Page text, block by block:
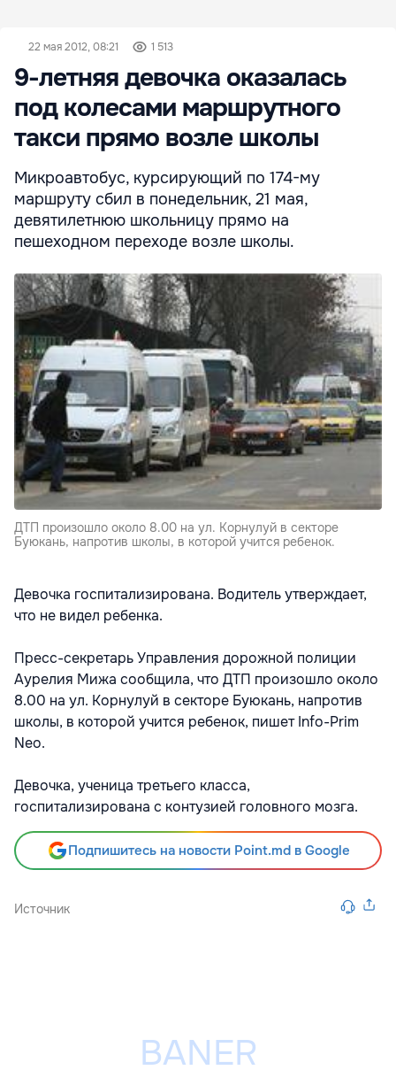
22 мая 2012, 08:21 1 513
9-летняя девочка оказалась
под колесами маршрутного
такси прямо возле школы
Микроавтобус, курсирующий по 174-му
маршруту сбил в понедельник, 21 мая,
девятилетнюю школьницу прямо на
пешеходном переходе возле школы.
ДТП произошло около 8.00 на ул. Корнулуй в секторе
Буюкань, напротив школы, в которой учится ребенок.
Девочка госпитализирована. Водитель утверждает,
что не видел ребенка.
Пресс-секретарь Управления дорожной полиции
Аурелия Мижа сообщила, что ДТП произошло около
8.00 на ул. Корнулуй в секторе Буюкань, напротив
школы, в которой учится ребенок, пишет Info-Prim
Neo.
Девочка, ученица третьего класса,
госпитализирована с контузией головного мозга.
Подпишитесь на новости Point.md в Google
Источник